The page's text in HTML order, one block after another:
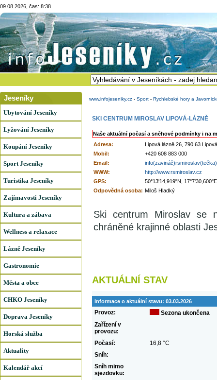
09.08.2026, čas: 8:38
Jeseníky
Ubytování Jeseníky
Lyžování Jeseníky
Koupání Jeseníky
Sport Jeseníky
Turistika Jeseníky
Zajímavosti Jeseníky
Kultura a zábava
Wellness a relaxace
Lázně Jeseníky
Gastronomie
Města a obce
CHKO Jeseníky
Doprava Jeseníky
Horská služba
Aktuality
Kalendář akcí
www.infojeseniky.cz - Sport - Rychlebské hory a
SKI CENTRUM MIROSLAV LIPOVÁ-LÁZNĚ
Naše aktuální počasí a sněhové podmínky i na
Adresa:
Lipová lázně 26, 790 63
Mobil:
+420 608 883 000
Email:
WWW:
http://www.rsmiroslav.cz
GPS:
50°13'14,919"N, 17°7'30,600"E
Odpovědná osoba: Miloš Hladký
Ski centrum Miroslav se
chráněné krajinné oblasti
AKTUÁLNÍ STAV
Informace o aktuální stavu: 03.03.2026
Provoz:
Sezona ukončena
Zařízení v
provozu:
Počasí:
16,8 °C
Sníh:
Sníh mimo
sjezdovku: